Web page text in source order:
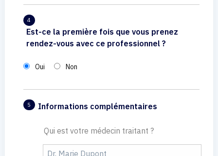
4
Est-ce la première fois que vous prenez
rendez-vous avec ce professionnel ?
Oui Non
5 Informations complémentaires
Qui est votre médecin traitant ?